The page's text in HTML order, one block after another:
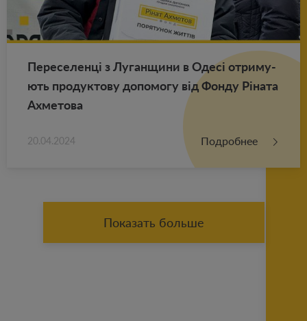
Пе­ре­се­ленці з Лу­ган­щи­ни в Одесі от­ри­му­
ють про­дук­то­ву до­по­мо­гу від Фонду Ріната
Ах­ме­то­ва
20.04.2024 Подробнее
Показать больше